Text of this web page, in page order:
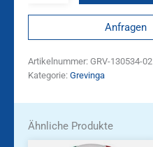
Anfragen
Artikelnummer: GRV-130534-02
Kategorie: Grevinga
Ähnliche Produkte